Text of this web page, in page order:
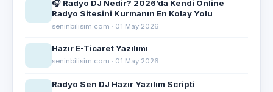
🎧 Radyo DJ Nedir? 2026’da Kendi Online
Radyo Sitesini Kurmanın En Kolay Yolu
seninbilisim.com · 01 May 2026
Hazır E-Ticaret Yazılımı
seninbilisim.com · 01 May 2026
Radyo Sen DJ Hazır Yazılım Scripti